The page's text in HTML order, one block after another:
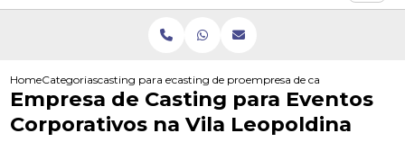
HomeCategoriascasting para eventoscasting de promotores para supermercados
empresa de casting para
Empresa de Casting para Eventos
Corporativos na Vila Leopoldina